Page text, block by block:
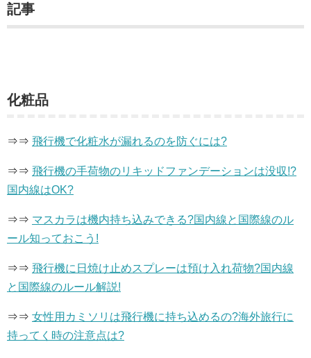
記事
化粧品
⇒⇒ 飛行機で化粧水が漏れるのを防ぐには?
⇒⇒ 飛行機の手荷物のリキッドファンデーションは没収!?
国内線はOK?
⇒⇒ マスカラは機内持ち込みできる?国内線と国際線のル
ール知っておこう!
⇒⇒ 飛行機に日焼け止めスプレーは預け入れ荷物?国内線
と国際線のルール解説!
⇒⇒ 女性用カミソリは飛行機に持ち込めるの?海外旅行に
持ってく時の注意点は?